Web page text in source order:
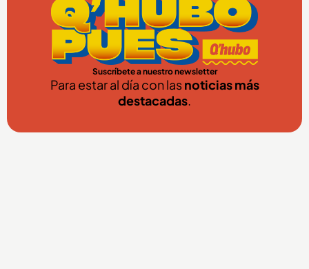
Suscríbete a nuestro newsletter
Para estar al día con lasnoticias más
destacadas